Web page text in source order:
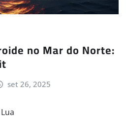
no Mar do Norte:
set 26, 2025